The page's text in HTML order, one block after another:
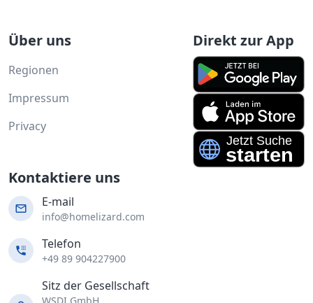
Über uns
Regionen
Impressum
Privacy
Direkt zur App
Kontaktiere uns
E-mail
info@homelizard.com
Telefon
+49 89 904227900
Sitz der Gesellschaft